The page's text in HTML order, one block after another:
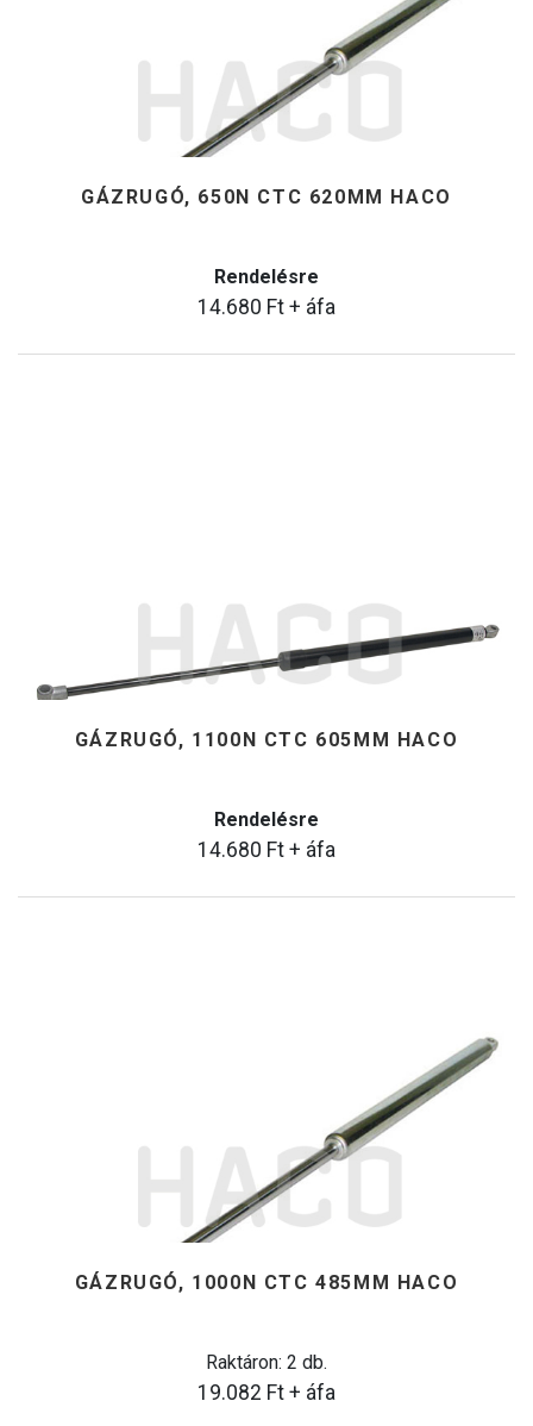
GÁZRUGÓ, 650N CTC 620MM HACO
Rendelésre
14.680 Ft + áfa
GÁZRUGÓ, 1100N CTC 605MM HACO
Rendelésre
14.680 Ft + áfa
GÁZRUGÓ, 1000N CTC 485MM HACO
Raktáron: 2 db.
19.082 Ft + áfa